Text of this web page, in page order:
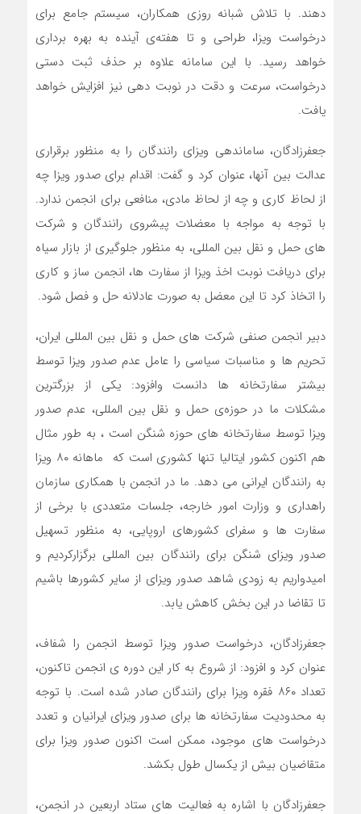
دهند. با تلاش شبانه روزی همکاران، سیستم جامع برای
درخواست ویزا، طراحی و تا هفته‌ی آینده به بهره برداری
خواهد رسید. با این سامانه علاوه بر حذف ثبت دستی
درخواست، سرعت و دقت در نوبت دهی نیز افزایش خواهد
یافت.
جعفرزادگان، ساماندهی ویزای رانندگان را به منظور برقراری
عدالت بین آنها، عنوان کرد و گفت: اقدام برای صدور ویزا چه
از لحاظ کاری و چه از لحاظ مادی، منافعی برای انجمن ندارد.
با توجه به مواجه با معضلات پیشروی رانندگان و شرکت
های حمل و نقل بین المللی، به منظور جلوگیری از بازار سیاه
برای دریافت نوبت اخذ ویزا از سفارت ها، انجمن ساز و کاری
را اتخاذ کرد تا این معضل به صورت عادلانه حل و فصل شود.
دبیر انجمن صنفی شرکت های حمل و نقل بین المللی ایران،
تحریم ها و مناسبات سیاسی را عامل عدم صدور ویزا توسط
بیشتر سفارتخانه ها دانست وافزود: یکی از بزرگترین
مشکلات ما در حوزه‌ی حمل و نقل بین المللی، عدم صدور
ویزا توسط سفارتخانه های حوزه شنگن است ، به طور مثال
هم اکنون کشور ایتالیا تنها کشوری است که ماهانه ۸۰ ویزا
به رانندگان ایرانی می دهد. ما در انجمن با همکاری سازمان
راهداری و وزارت امور خارجه، جلسات متعددی با برخی از
سفارت ها و سفرای کشورهای اروپایی، به منظور تسهیل
صدور ویزای شنگن برای رانندگان بین المللی برگزارکردیم و
امیدواریم به زودی شاهد صدور ویزای از سایر کشورها باشیم
تا تقاضا در این بخش کاهش یابد.
جعفرزادگان، درخواست صدور ویزا توسط انجمن را شفاف،
عنوان کرد و افزود: از شروع به کار این دوره ی انجمن تاکنون،
تعداد ۸۶۰ فقره ویزا برای رانندگان صادر شده است. با توجه
به محدودیت سفارتخانه ها برای صدور ویزای ایرانیان و تعدد
درخواست های موجود، ممکن است اکنون صدور ویزا برای
متقاضیان بیش از یکسال طول بکشد.
جعفرزادگان با اشاره به فعالیت های ستاد اربعین در انجمن،